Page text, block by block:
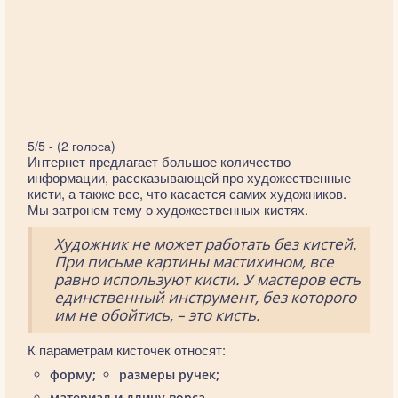
5/5 - (2 голоса)
Интернет предлагает большое количество
информации, рассказывающей про художественные
кисти, а также все, что касается самих художников.
Мы затронем тему о художественных кистях.
Художник не может работать без кистей.
При письме картины мастихином, все
равно используют кисти. У мастеров есть
единственный инструмент, без которого
им не обойтись, – это кисть.
К параметрам кисточек относят:
форму;
размеры ручек;